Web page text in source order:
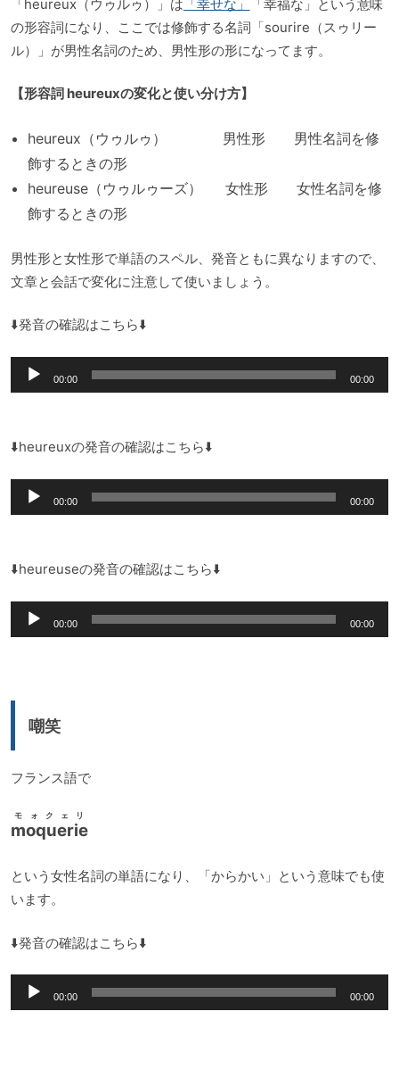
「heureux（ウゥルゥ）」は 「幸せな」
「幸福な」という意味
の形容詞になり、ここでは修飾する名詞「sourire（スゥリー
ル）」が男性名詞のため、男性形の形になってます。
【形容詞 heureuxの変化と使い分け方】
heureux（ウゥルゥ） 男性形 男性名詞を修
飾するときの形
heureuse（ウゥルゥーズ） 女性形 女性名詞を修
飾するときの形
男性形と女性形で単語のスペル、発音ともに異なりますので、
文章と会話で変化に注意して使いましょう。
⬇️発音の確認はこちら⬇️
声
レ
ー
00:00 00:00
⬇️heureuxの発音の確認はこちら⬇️
声
レ
ー
00:00 00:00
⬇️heureuseの発音の確認はこちら⬇️
声
00:00 00:00
嘲笑
フランス語で
moquerie
モォクェリ
という女性名詞の単語になり、「からかい」という意味でも使
います。
⬇️発音の確認はこちら⬇️
声
00:00 00:00